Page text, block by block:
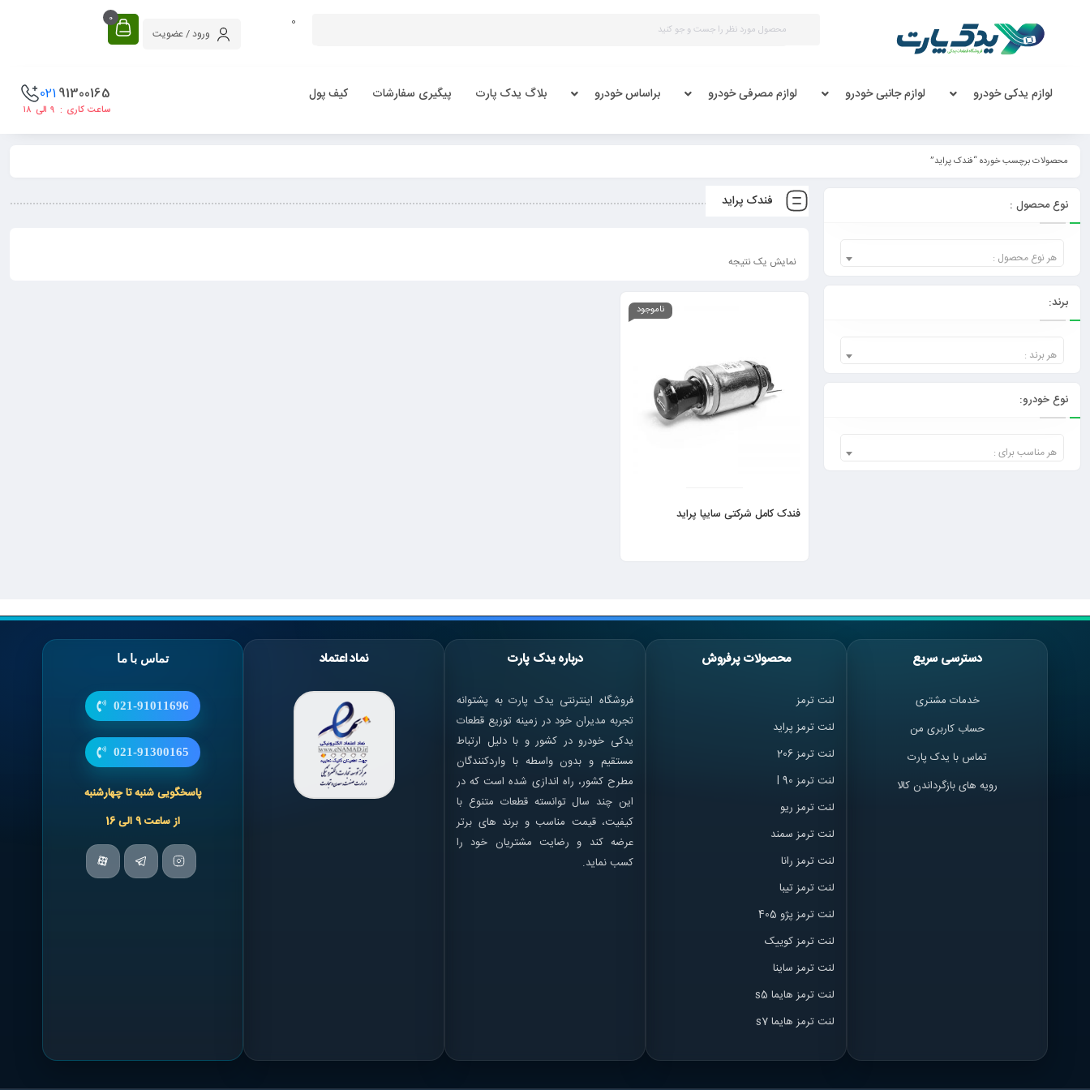
0
ورود / عضویت
0
لوازم یدکی خودرو لوازم جانبی خودرو لوازم مصرفی خودرو براساس خودرو بلاگ یدک پارت پیگیری سفارشات کیف پول 91300165
021
ساعت کاری : ۹ الی ۱۸
محصولات برچسب خورده “فندک پراید”
فندک پراید
نمایش یک نتیجه
ناموجود
فندک کامل شرکتی سایپا پراید
نوع محصول :
هر نوع محصول :
برند:
هر برند :
نوع خودرو:
هر مناسب برای :
دسترسی سریع
خدمات مشتری
حساب کاربری من
تماس با یدک پارت
رویه های بازگرداندن کالا
محصولات پرفروش
لنت ترمز
لنت ترمز پراید
لنت ترمز 206
لنت ترمز l 90
لنت ترمز ریو
لنت ترمز سمند
لنت ترمز رانا
لنت ترمز تیبا
لنت ترمز پژو 405
لنت ترمز کوییک
لنت ترمز ساینا
لنت ترمز هایما s5
لنت ترمز هایما s7
درباره یدک پارت
فروشگاه اینترنتی یدک پارت به پشتوانه
تجربه مدیران خود در زمینه توزیع قطعات
یدکی خودرو در کشور و با دلیل ارتباط
مستقیم و بدون واسطه با واردکنندگان
مطرح کشور، راه اندازی شده است که در
این چند سال توانسته قطعات متنوع با
کیفیت، قیمت مناسب و برند های برتر
عرضه کند و رضایت مشتریان خود را
کسب نماید.
نماد اعتماد تماس با ما
021-91011696
021-91300165
پاسخگویی شنبه تا چهارشنبه
از ساعت 9 الی 16